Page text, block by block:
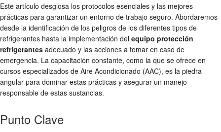
Este artículo desglosa los protocolos esenciales y las mejores
prácticas para garantizar un entorno de trabajo seguro. Abordaremos
desde la identificación de los peligros de los diferentes tipos de
refrigerantes hasta la implementación del equipo protección
refrigerantes adecuado y las acciones a tomar en caso de
emergencia. La capacitación constante, como la que se ofrece en
cursos especializados de Aire Acondicionado (AAC), es la piedra
angular para dominar estas prácticas y asegurar un manejo
responsable de estas sustancias.
Punto Clave